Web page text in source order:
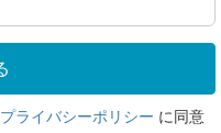
プライバシーポリシー に同意